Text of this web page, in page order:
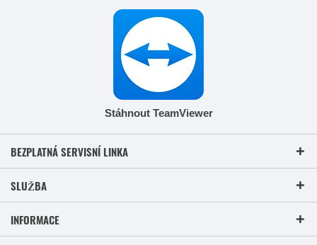
Stáhnout TeamViewer
BEZPLATNÁ SERVISNÍ LINKA
SLUŽBA
INFORMACE